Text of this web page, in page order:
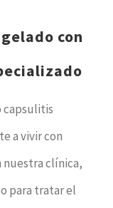
con
capsulitis
a vivir con
nuestra clínica,
para tratar el